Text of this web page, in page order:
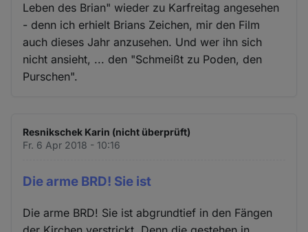
Leben des Brian" wieder zu Karfreitag angesehen
- denn ich erhielt Brians Zeichen, mir den Film
auch dieses Jahr anzusehen. Und wer ihn sich
nicht ansieht, ... den "Schmeißt zu Poden, den
Purschen".
Resnikschek Karin (nicht überprüft)
Fr. 6 Apr 2018 - 10:16
Die arme BRD! Sie ist
Die arme BRD! Sie ist abgrundtief in den Fängen